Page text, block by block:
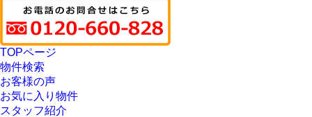
TOPページ
物件検索
お客様の声
お気に入り物件
スタッフ紹介